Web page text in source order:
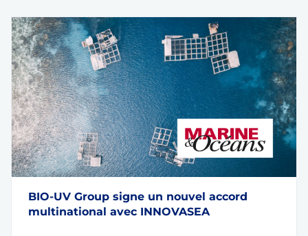
BIO-UV Group signe un nouvel accord
multinational avec INNOVASEA